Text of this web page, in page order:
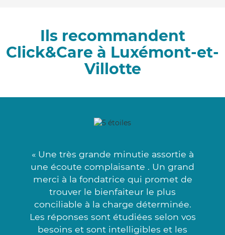
Ils recommandent
Click&Care à Luxémont-et-
Villotte
« Une très grande minutie assortie à
une écoute complaisante . Un grand
merci à la fondatrice qui promet de
trouver le bienfaiteur le plus
conciliable à la charge déterminée.
Les réponses sont étudiées selon vos
besoins et sont intelligibles et les